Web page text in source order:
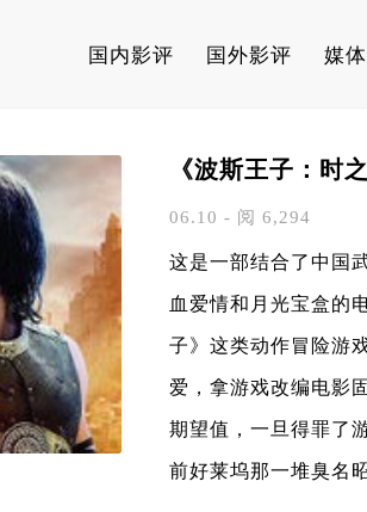
国内影评 国外影评 媒
《波斯王子：时
06.10 - 阅 6,294
这是一部结合了中国
血爱情和月光宝盒的
子》这类动作冒险游
爱，拿游戏改编电影
期望值，一旦得罪了
前好莱坞那一堆臭名